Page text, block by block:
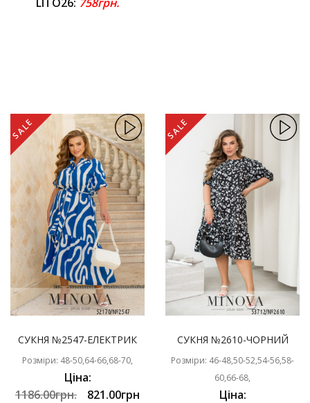
SALE
СУКНЯ №2547-ЕЛЕКТРИК
Розміри: 48-50,64-66,68-70,
Ціна:
1186.00грн.
821.00грн
SALE
СУКНЯ №2610-ЧОРНИЙ
Розміри: 46-48,50-52,54-56,58-
60,66-68,
Ціна: